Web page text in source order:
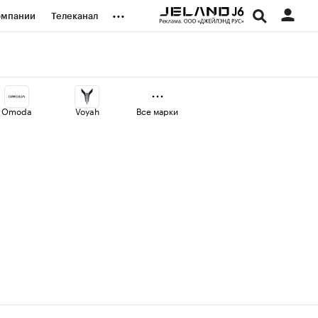
Телеканал ...
Omoda Voyah Все марки